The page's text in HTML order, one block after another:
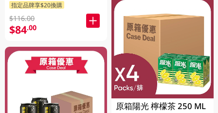
指定品牌享$20換購
$116.00
$84.00
原箱陽光 檸檬茶 250 ML